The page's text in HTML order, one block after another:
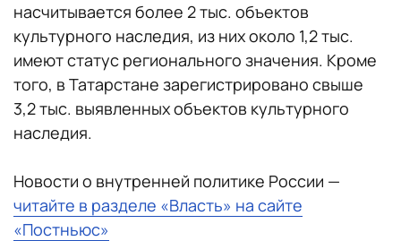
насчитывается более 2 тыс. объектов
культурного наследия, из них около 1,2 тыс.
имеют статус регионального значения. Кроме
того, в Татарстане зарегистрировано свыше
3,2 тыс. выявленных объектов культурного
наследия.
Новости о внутренней политике России —
читайте в разделе «Власть» на сайте
«Постньюс»